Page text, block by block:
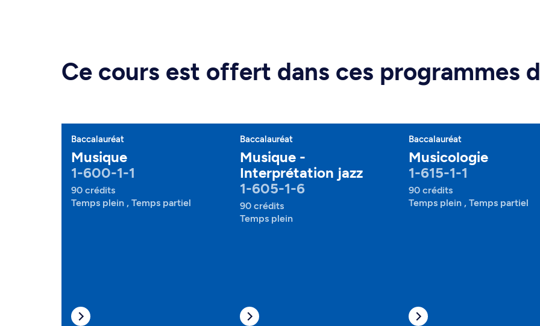
Ce cours est offert dans ces programmes
Baccalauréat
Musique
1-600-1-1
90 crédits
Temps plein , Temps partiel
Baccalauréat
Musique -
Interprétation jazz
1-605-1-6
90 crédits
Temps plein
Baccalauréat
Musicologie
1-615-1-1
90 crédits
Temps plein , Temps partiel